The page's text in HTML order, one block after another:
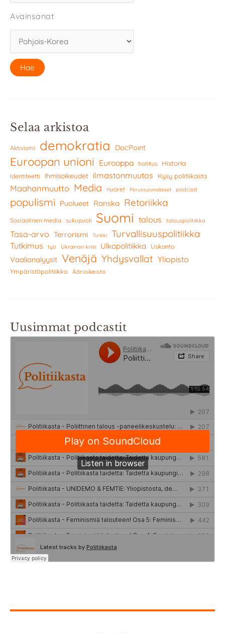
Avainsanat
Selaa arkistoa
Aktivismi demokratia DocPoint
Euroopan unioni Eurooppa hallitus Historia
Identiteetti Ihmisoikeudet ilmastonmuutos Kysy politiikasta
Maahanmuutto Media nuoret Perussuomalaiset podcast
populismi Puolueet Ranska Retoriikka
Sosiaalinen media sukupuoli Suomi talous talouspolitiikka
Tasa-arvo Terrorismi Turkki Turvallisuuspolitiikka
Tutkimus työ Ukrainan kriisi Ulkopolitiikka Uskonto
Vaalianalyysit Venäjä Yhdysvallat Yliopisto
Ympäristöpolitiikka Äärioikeisto
Uusimmat podcastit